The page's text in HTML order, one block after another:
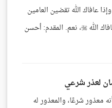
أُخَرَ [البقرة:185] وإذا عافاك الله تقضين العامين
الأولين وهذا الثالث إذا عافاك الله ، نعم. المقدم: أحسن
لعذر شرعي
معذور شرعًا، والمعذور له